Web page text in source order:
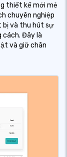
thiết kế mới mẻ
chuyên nghiệp
bị và thu hút sự
cách. Đây là
và giữ chân